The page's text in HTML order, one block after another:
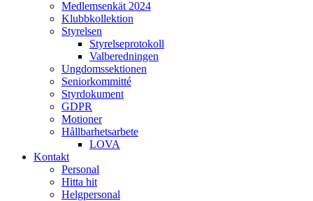
Medlemsenkät 2024
Klubbkollektion
Styrelsen
Styrelseprotokoll
Valberedningen
Ungdomssektionen
Seniorkommitté
Styrdokument
GDPR
Motioner
Hållbarhetsarbete
LOVA
Kontakt
Personal
Hitta hit
Helgpersonal